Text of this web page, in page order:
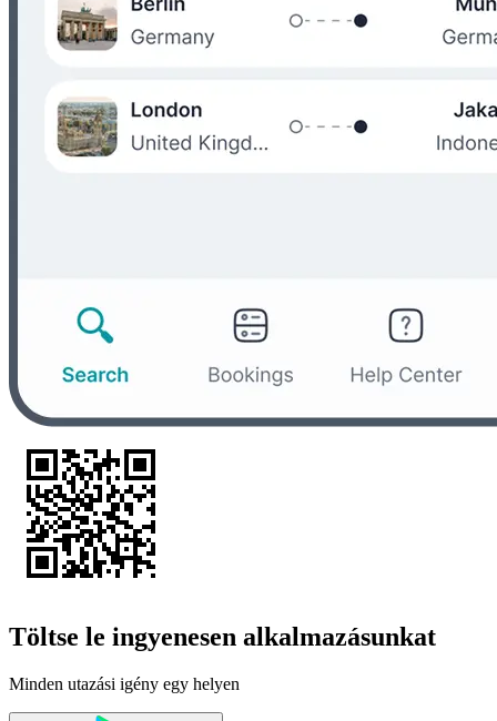
Töltse le ingyenesen alkalmazásunkat
Minden utazási igény egy helyen